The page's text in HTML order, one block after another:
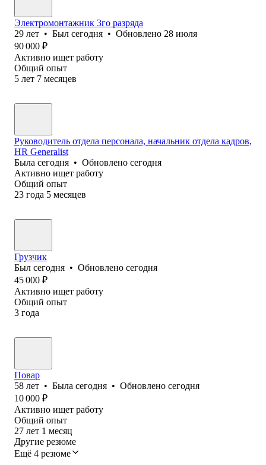
Электромонтажник 3го разряда
29 лет • Был сегодня • Обновлено 28 июля
90 000 ₽
Активно ищет работу
Общий опыт
5 лет 7 месяцев
Руководитель отдела персонала, начальник отдела кадров,
HR Generalist
Была сегодня • Обновлено сегодня
Активно ищет работу
Общий опыт
23 года 5 месяцев
Грузчик
Был сегодня • Обновлено сегодня
45 000 ₽
Активно ищет работу
Общий опыт
3 года
Повар
58 лет • Была сегодня • Обновлено сегодня
10 000 ₽
Активно ищет работу
Общий опыт
27 лет 1 месяц
Другие резюме
Ещё 4 резюме